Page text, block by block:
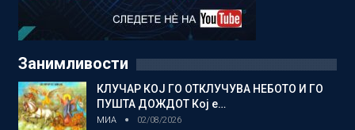
Занимливости
КЛУЧАР КОЈ ГО ОТКЛУЧУВА НЕБОТО И ГО
ПУШТА ДОЖДОТ Кој е…
МИА 02/08/2026